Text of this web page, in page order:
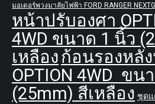
มอเตอร์พวงมาลัยไฟฟ้า FORD RANGER
หน้าปรับองศา
4WD ขนาด 1 นิ้ว
เหลือง ก้อนรองหลั
OPTION 4WD ขน
(25mm) สีเหลือง ชุดแ